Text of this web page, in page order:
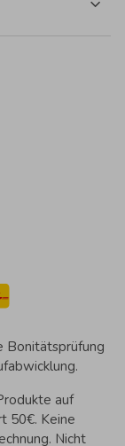
Bonitätsprüfung
auf
50€. Keine
Nicht